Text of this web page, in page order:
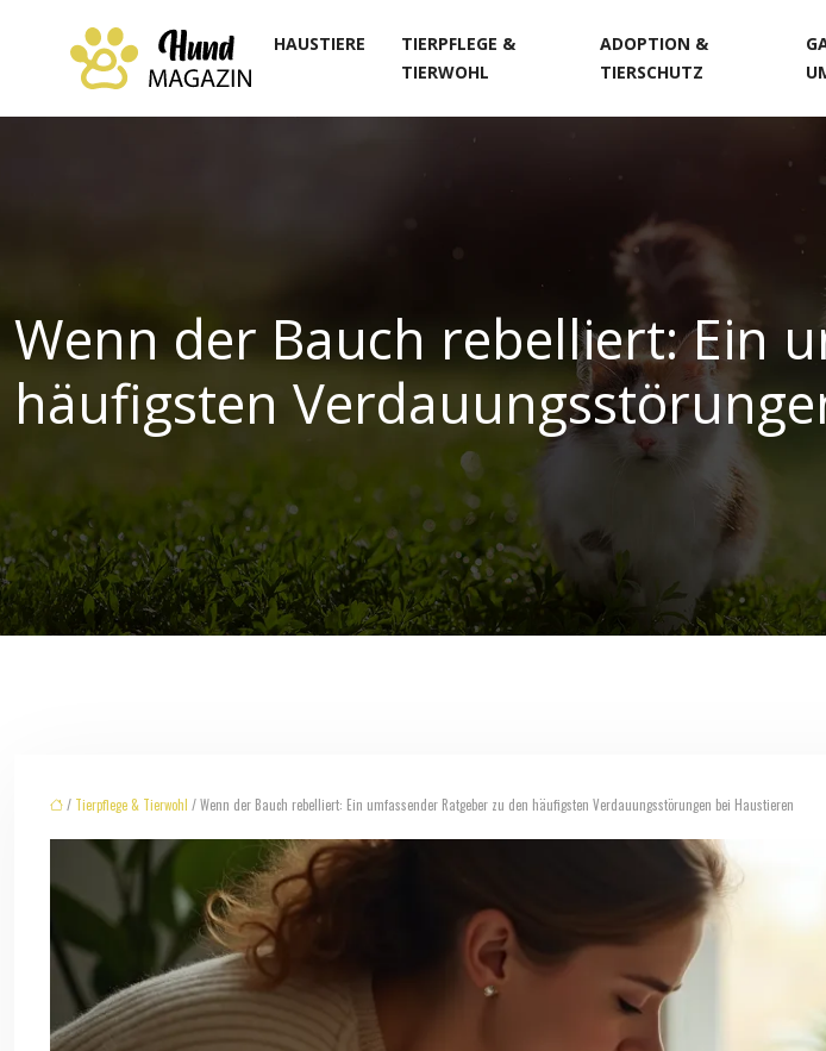
HAUSTIERE
TIERPFLEGE &
TIERWOHL
ADOPTION &
TIERSCHUTZ
Wenn der Bauch rebelliert: Ein
häufigsten
/ Tierpflege & Tierwohl / Wenn der Bauch rebelliert: Ein umfassender Ratgeber zu den häufigsten Verdauungsstörungen bei Haustieren